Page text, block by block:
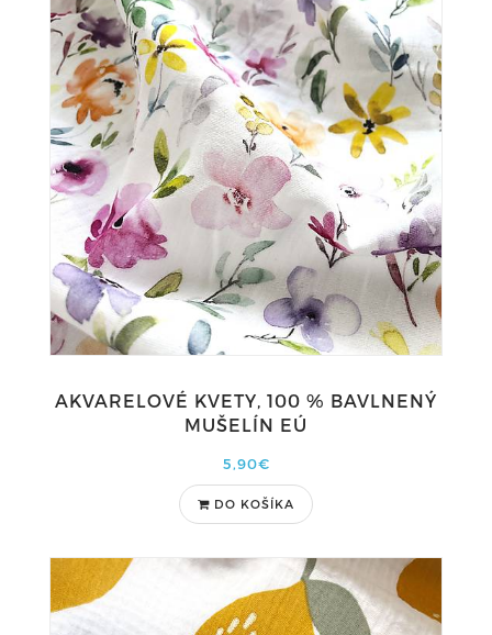
AKVARELOVÉ KVETY, 100 % BAVLNENÝ
MUŠELÍN EÚ
5,90€
DO KOŠÍKA